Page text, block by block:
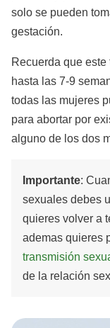
solo se pueden
gestación.
Recuerda que
hasta las 7-9
todas las mujeres
para abortar por
alguno de los dos
Importante:
sexuales debes
quieres volver a
ademas quieres
transmisión
de la relación